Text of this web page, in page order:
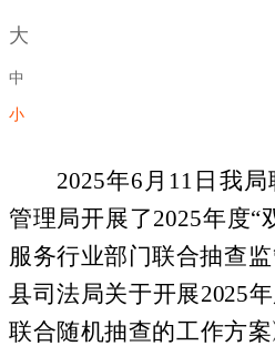
大
中
小
2025年6月11日我
管理局开展了2025年度“
服务行业部门联合抽查
县司法局关于开展2025
联合随机抽查的工作方案